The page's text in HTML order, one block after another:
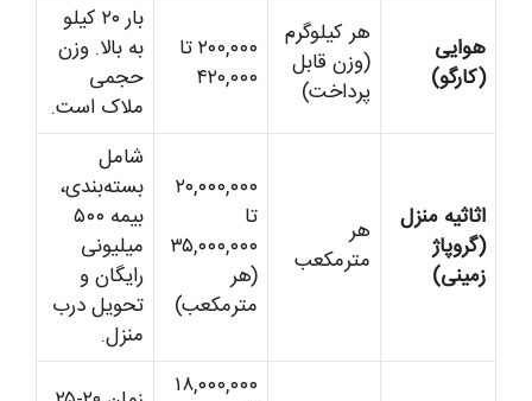
هوایی
(کارگو)
هر کیلوگرم
(وزن قابل
پرداخت)
۲۰۰,۰۰۰ تا
۴۲۰,۰۰۰
بار ۲۰ کیلو
به بالا. وزن
حجمی
ملاک است.
اثاثیه منزل
(گروپاژ
زمینی)
هر
مترمکعب
۲۰,۰۰۰,۰۰۰
تا
۳۵,۰۰۰,۰۰۰
(هر
مترمکعب)
شامل
بسته‌بندی،
بیمه ۵۰۰
میلیونی
رایگان و
تحویل درب
منزل.
۱۸,۰۰۰,۰۰۰